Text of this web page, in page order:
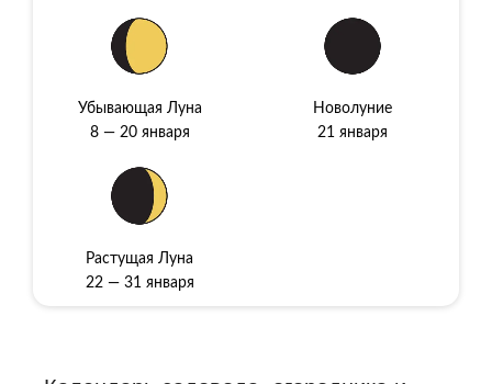
Убывающая Луна
8 — 20 января
Новолуние
21 января
Растущая Луна
22 — 31 января